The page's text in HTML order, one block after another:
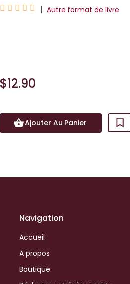
     | Autre format de livre
$12.90
Ajouter Au Panier
Navigation
Accueil
A propos
Boutique